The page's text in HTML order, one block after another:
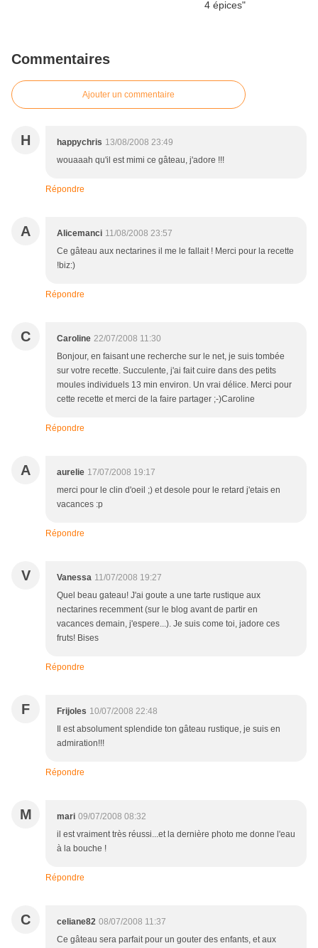
Commentaires
Ajouter un commentaire
H happychris 13/08/2008 23:49
wouaaah qu'il est mimi ce gâteau, j'adore !!!
Répondre
A Alicemanci 11/08/2008 23:57
Ce gâteau aux nectarines il me le fallait ! Merci pour la recette
!biz:)
Répondre
C Caroline 22/07/2008 11:30
Bonjour, en faisant une recherche sur le net, je suis tombée
sur votre recette. Succulente, j'ai fait cuire dans des petits
moules individuels 13 min environ. Un vrai délice. Merci pour
cette recette et merci de la faire partager ;-)Caroline
Répondre
A aurelie 17/07/2008 19:17
merci pour le clin d'oeil ;) et desole pour le retard j'etais en
vacances :p
Répondre
V Vanessa 11/07/2008 19:27
Quel beau gateau! J'ai goute a une tarte rustique aux
nectarines recemment (sur le blog avant de partir en
vacances demain, j'espere...). Je suis come toi, jadore ces
fruts! Bises
Répondre
F Frijoles 10/07/2008 22:48
Il est absolument splendide ton gâteau rustique, je suis en
admiration!!!
Répondre
M mari 09/07/2008 08:32
il est vraiment très réussi...et la dernière photo me donne l'eau
à la bouche !
Répondre
C celiane82 08/07/2008 11:37
Ce gâteau sera parfait pour un gouter des enfants, et aux